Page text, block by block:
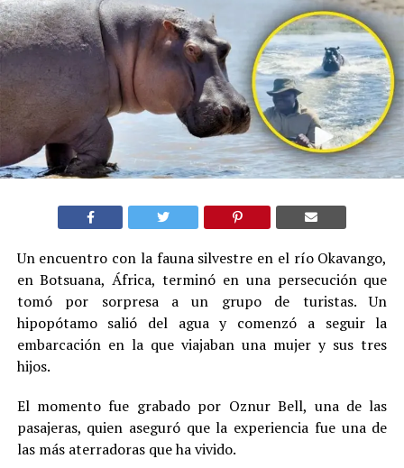
Un encuentro con la fauna silvestre en el río Okavango,
en Botsuana, África, terminó en una persecución que
tomó por sorpresa a un grupo de turistas. Un
hipopótamo salió del agua y comenzó a seguir la
embarcación en la que viajaban una mujer y sus tres
hijos.
El momento fue grabado por Oznur Bell, una de las
pasajeras, quien aseguró que la experiencia fue una de
las más aterradoras que ha vivido.